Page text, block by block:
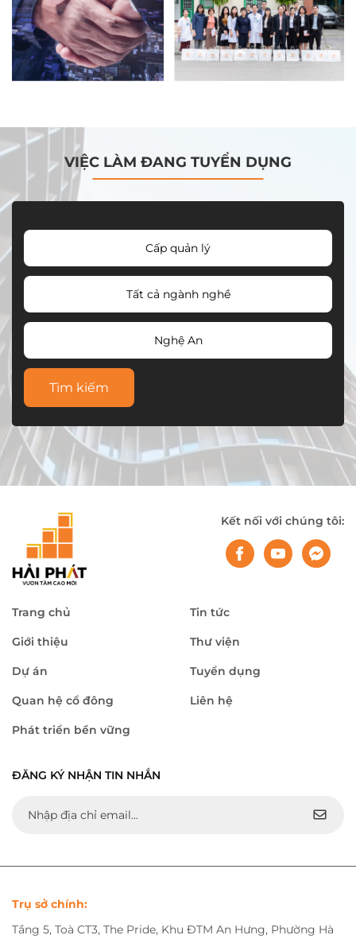
VIỆC LÀM ĐANG TUYỂN DỤNG
Cấp quản lý
Tất cả ngành nghề
Nghệ An
Tìm kiếm
Kết nối với chúng tôi:
Trang chủ
Giới thiệu
Dự án
Quan hệ cổ đông
Phát triển bền vững
Tin tức
Thư viện
Tuyển dụng
Liên hệ
ĐĂNG KÝ NHẬN TIN NHẮN
Trụ sở chính:
Tầng 5, Toà CT3, The Pride, Khu ĐTM An Hưng, Phường Hà